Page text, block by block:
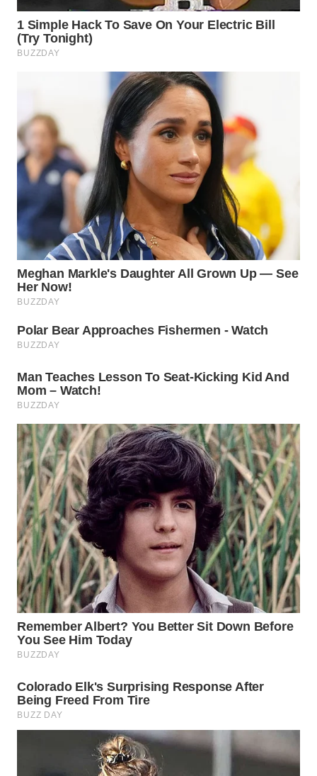
WN
BINTAN
MANDALIKA
WN
LIKUPANG
WN
LABUANBAJO
WN
BORNEO
Wahana
Group
NEWS
TANI
WAHANA
ADVOKAT
WAHANA
INFRASTRUKTUR
WAHANA
KONSUMEN
WAHANA
LISTRIK
TRAVEL
WAHANA